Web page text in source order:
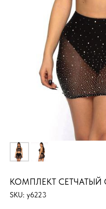
КОМПЛЕКТ СЕТЧАТЫЙ
SKU: y6223